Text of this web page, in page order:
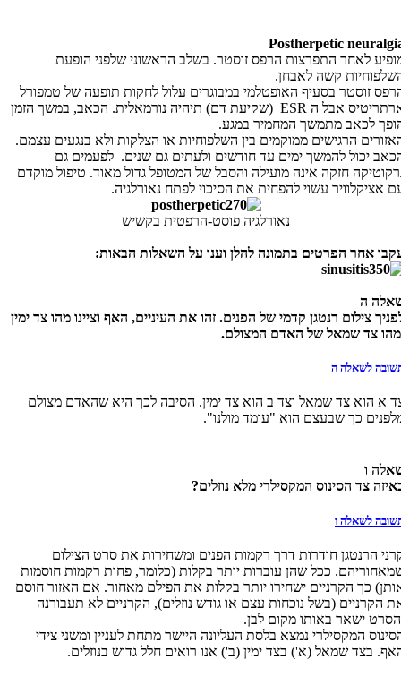
Postherpetic
לאחר התפרצות הרפס זוסטר. בשלב הראשוני שלפני הופעת
קשה לאבחן.
זוסטר בסעיף האופטלמי במבוגרים עלול לחקות תופעה של טמפורל
אבל ה ESR (שקיעת דם) תיהיה נורמאלית. הכאב, במשך הזמן
לכאב מתמשך המחמיר במגע.
הרגישים ממוקמים בין השלפוחיות או הצלקות ולא בנגעים עצמם.
יכול להמשך ימים עד חודשים ולעתים גם שנים. לפעמים גם
חזקה אינה מועילה והסבל של המטופל גדול מאוד. טיפול מוקדם
אציקלוויר עשוי להפחית את הסיכוי לפתח נאורלגיה.
נאורלגיה פוסט-הרפטית בקשיש
אחר הפרטים בתמונה להלן וענו על השאלות הבאות:
ה
צילום רנטגן קדמי של הפנים. זהו את העיניים, האף וציינו מהו צד ימין
צד שמאל של האדם המצולם.
לשאלה ה
א הוא צד שמאל וצד ב הוא צד ימין. הסיבה לכך היא שהאדם מצולם
כך שבעצם הוא "עומד מולנו".
ו
צד הסינוס המקסילרי מלא נוזלים?
לשאלה ו
הרנטגן חודרות דרך רקמות הפנים ומשחירות את סרט הצילום
ככל שהן עוברות יותר בקלות (כלומר, פחות רקמות חוסמות
כך הקרניים ישחירו יותר בקלות את הפילם מאחור. אם האזור חוסם
הקרניים (בשל נוכחות עצם או גודש נוזלים), הקרניים לא תעבורנה
ישאר באותו מקום לבן.
המקסילרי נמצא בלסת העליונה היישר מתחת לעניין ומשני צידי
בצד שמאל (א') בצד ימין (ב') אנו רואים חלל גדוש בנוזלים.